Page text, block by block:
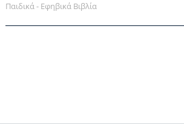
Παιδικά - Εφηβικά Βιβλία